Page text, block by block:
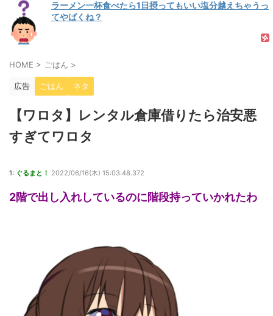
ラーメン一杯食べたら1日摂ってもいい塩分越えちゃうっ
てやばくね？
HOME > ごはん >
広告 ごはん ネタ
【ワロタ】レンタル倉庫借りたら治安悪
すぎてワロタ
1: ぐるまと！ 2022/06/16(木) 15:03:48.372
2階で出し入れしているのに階段持っていかれたわ